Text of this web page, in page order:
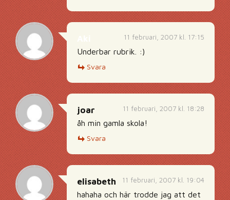
11 februari, 2007 kl. 17:15
Underbar rubrik. :)
Svara
11 februari, 2007 kl. 18:28
joar
åh min gamla skola!
Svara
11 februari, 2007 kl. 19:04
elisabeth
hahaha och här trodde jag att det